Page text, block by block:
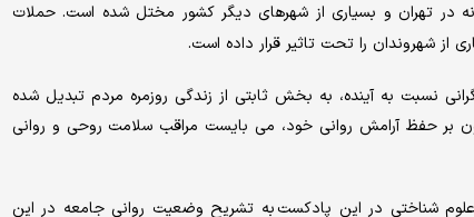
در تهران و بسیاری از شهرهای دیگر کشور مختل شده است. حملات
از شهروندان را تحت تاثیر قرار داده است.
نسبت به آینده، به بخش ثابتی از زندگی روزمره مردم تبدیل شده
بر حفظ آرامش روانی خود، می بایست مراقب سلامت روحی و روانی
شناختی در این پادکست به تشریح وضعیت روانی جامعه در این